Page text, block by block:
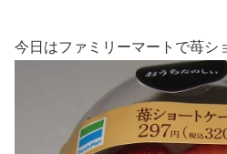
今日はファミリーマートで苺シ